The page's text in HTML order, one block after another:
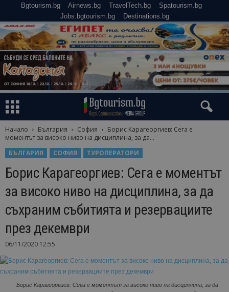
Bgtourism.bg Airnews.bg TravelTech.bg
Spatourism.bg
Jobs.bgtourism.bg
Destinations.bg
Начало България София
Борис Карагеоргиев: Сега е
моментът за високо ниво на дисциплина, за да...
БЪЛГАРИЯ
СОФИЯ ТУРОПЕРАТОРИ
Борис Карагеоргиев: Сега е моментът
за високо ниво на дисциплина, за да
съхраним събитията и резервациите
през декември
06/11/2020 12:55
Борис Карагеоргиев: Сега е моментът за високо ниво на дисциплина, за да